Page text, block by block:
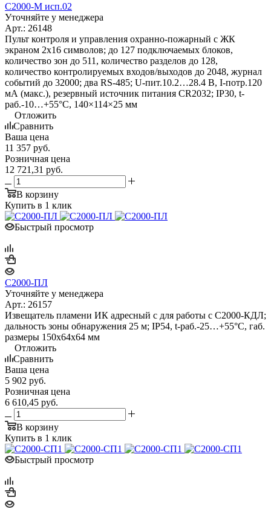
С2000-М исп.02
Уточняйте у менеджера
Арт.: 26148
Пульт контроля и управления охранно-пожарный с ЖК
экраном 2х16 символов; до 127 подключаемых блоков,
количество зон до 511, количество разделов до 128,
количество контролируемых входов/выходов до 2048, журнал
событий до 32000; два RS-485; U-пит.10.2…28.4 В, I-потр.120
мА (макс.), резервный источник питания CR2032; IP30, t-
раб.-10…+55°С, 140×114×25 мм
Отложить
Сравнить
Ваша цена
11 357 руб.
Розничная цена
12 721,31 руб.
В корзину
Купить в 1 клик
Быстрый просмотр
С2000-ПЛ
Уточняйте у менеджера
Арт.: 26157
Извещатель пламени ИК адресный с для работы с С2000-КДЛ;
дальность зоны обнаружения 25 м; IP54, t-раб.-25…+55°С, габ.
размеры 150х64х64 мм
Отложить
Сравнить
Ваша цена
5 902 руб.
Розничная цена
6 610,45 руб.
В корзину
Купить в 1 клик
Быстрый просмотр